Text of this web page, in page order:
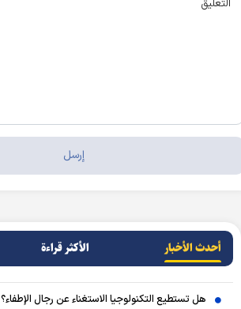
أحدث الأخبار الأکثر قراءة
هل تستطيع التكنولوجيا الاستغناء عن رجال الإطفاء؟